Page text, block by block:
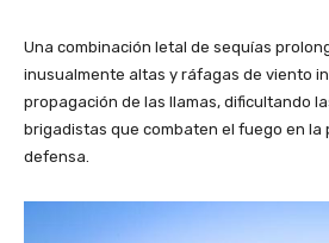
Una combinación letal de sequías
inusualmente altas y ráfagas de viento
propagación de las llamas, dificultando
brigadistas que combaten el fuego en la
defensa.